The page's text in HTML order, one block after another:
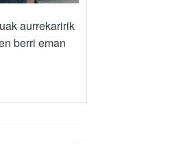
aurrekaririk
berri eman